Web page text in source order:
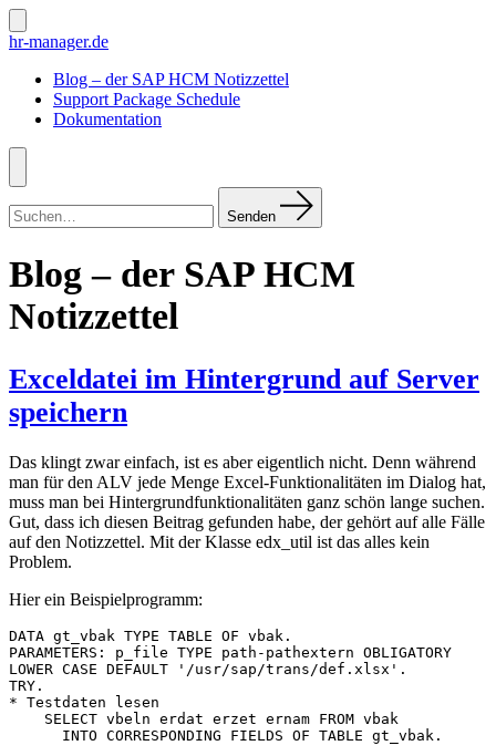
Zum
Inhalt
Suche
ein-/ausblenden
hr-manager.de
Blog – der SAP HCM Notizzettel
Support Package Schedule
Dokumentation
Menü
nach:
Senden
Blog – der SAP HCM
Notizzettel
Exceldatei im Hintergrund auf Server
speichern
Das klingt zwar einfach, ist es aber eigentlich nicht. Denn während
man für den ALV jede Menge Excel-Funktionalitäten im Dialog hat,
muss man bei Hintergrundfunktionalitäten ganz schön lange suchen.
Gut, dass ich diesen Beitrag gefunden habe, der gehört auf alle Fälle
auf den Notizzettel. Mit der Klasse edx_util ist das alles kein
Problem.
Hier ein Beispielprogramm:
DATA gt_vbak TYPE TABLE OF vbak.
PARAMETERS: p_file TYPE path-pathextern OBLIGATORY
LOWER CASE DEFAULT '/usr/sap/trans/def.xlsx'.
TRY.
* Testdaten lesen